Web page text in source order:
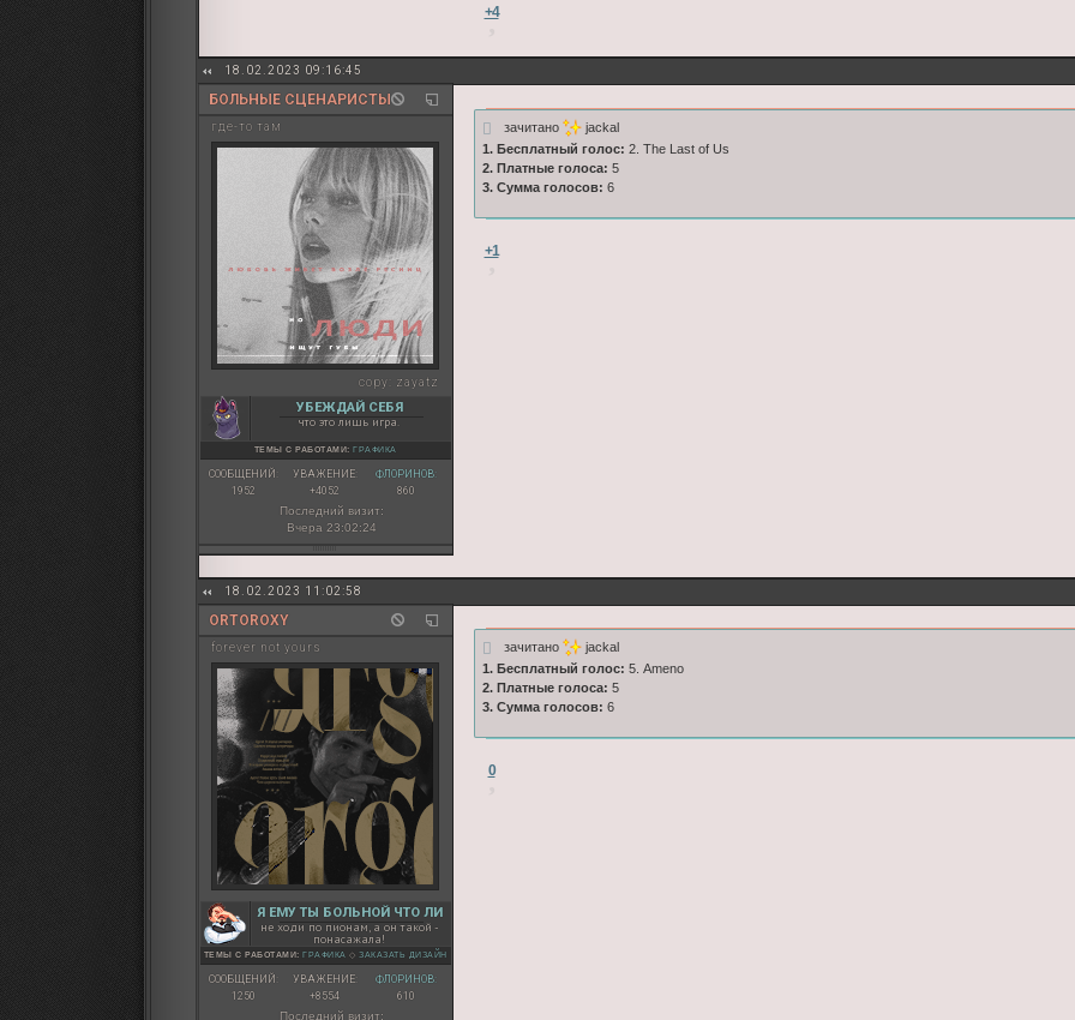
+4
18.02.2023 09:16:45
БОЛЬНЫЕ СЦЕНАРИСТЫ
где-то там
copy: zayatz
УБЕЖДАЙ СЕБЯ
что это лишь игра.
ТЕМЫ С РАБОТАМИ: ГРАФИКА
СООБЩЕНИЙ:
1952
УВАЖЕНИЕ:
+4052
ФЛОРИНОВ:
860
Последний визит:
Вчера 23:02:24
зачитано
jackal
1. Бесплатный голос: 2. The Last of Us
2. Платные голоса: 5
3. Сумма голосов: 6
+1
18.02.2023 11:02:58
ORTOROXY
forever not yours
Я ЕМУ ТЫ БОЛЬНОЙ ЧТО ЛИ
не ходи по пионам, а он такой -
понасажала!
ТЕМЫ С РАБОТАМИ: ГРАФИКА ◇ ЗАКАЗАТЬ ДИЗАЙН
СООБЩЕНИЙ:
1250
УВАЖЕНИЕ:
+8554
ФЛОРИНОВ:
610
Последний визит:
зачитано
jackal
1. Бесплатный голос: 5. Ameno
2. Платные голоса: 5
3. Сумма голосов: 6
0